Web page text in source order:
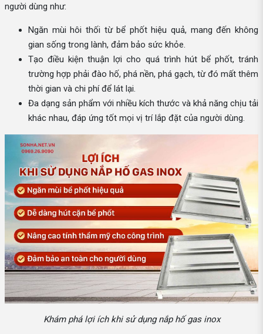
người dùng như:
Ngăn mùi hôi thối từ bể phốt hiệu quả, mang đến không
gian sống trong lành, đảm bảo sức khỏe.
Tạo điều kiện thuận lợi cho quá trình hút bể phốt, tránh
trường hợp phải đào hố, phá nền, phá gạch, từ đó mất thêm
thời gian và chi phí để lát lại.
Đa dạng sản phẩm với nhiều kích thước và khả năng chịu tải
khác nhau, đáp ứng tốt mọi vị trí lắp đặt của người dùng.
Khám phá lợi ích khi sử dụng nắp hố gas inox